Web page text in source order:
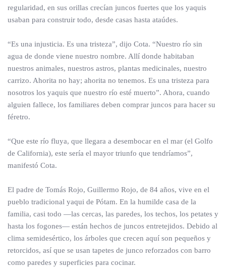
regularidad, en sus orillas crecían juncos fuertes que los yaquis
usaban para construir todo, desde casas hasta ataúdes.
“Es una injusticia. Es una tristeza”, dijo Cota. “Nuestro río sin
agua de donde viene nuestro nombre. Allí donde habitaban
nuestros animales, nuestros astros, plantas medicinales, nuestro
carrizo. Ahorita no hay; ahorita no tenemos. Es una tristeza para
nosotros los yaquis que nuestro río esté muerto”. Ahora, cuando
alguien fallece, los familiares deben comprar juncos para hacer su
féretro.
“Que este río fluya, que llegara a desembocar en el mar (el Golfo
de California), este sería el mayor triunfo que tendríamos”,
manifestó Cota.
El padre de Tomás Rojo, Guillermo Rojo, de 84 años, vive en el
pueblo tradicional yaqui de Pótam. En la humilde casa de la
familia, casi todo —las cercas, las paredes, los techos, los petates y
hasta los fogones— están hechos de juncos entretejidos. Debido al
clima semidesértico, los árboles que crecen aquí son pequeños y
retorcidos, así que se usan tapetes de junco reforzados con barro
como paredes y superficies para cocinar.